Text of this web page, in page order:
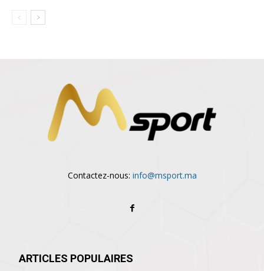
Contactez-nous: info@msport.ma
ARTICLES POPULAIRES